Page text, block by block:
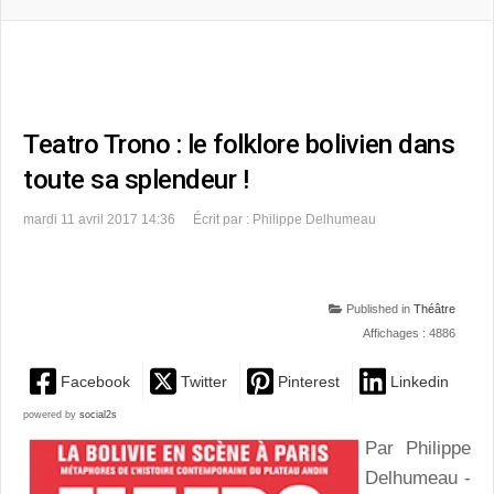
Teatro Trono : le folklore bolivien dans
toute sa splendeur !
mardi 11 avril 2017 14:36 Écrit par : Philippe Delhumeau
Published in Théâtre
Affichages : 4886
Facebook Twitter Pinterest Linkedin
powered by social2s
Par Philippe
Delhumeau -